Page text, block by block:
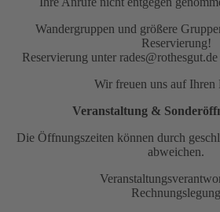
Wandergruppen und größere
Reservierung!
Reservierung unter
Wir freuen uns auf Ihren
Veranstaltung &
Die Öffnungszeiten können durch
abweichen.
Rechnungslegung